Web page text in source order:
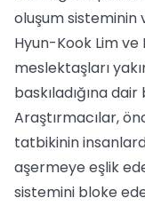
oluşum sisteminin
Hyun-Kook Lim ve
meslektaşları
baskıladığına
Araştırmacılar,
tatbikinin
aşermeye eşlik
sistemini bloke